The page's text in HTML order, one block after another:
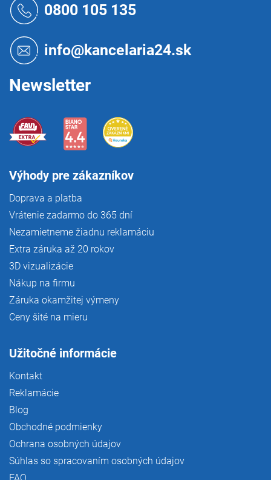
0800 105 135
info@kancelaria24.sk
Newsletter
Výhody pre zákazníkov
Doprava a platba
Vrátenie zadarmo do 365 dní
Nezamietneme žiadnu reklamáciu
Extra záruka až 20 rokov
3D vizualizácie
Nákup na firmu
Záruka okamžitej výmeny
Ceny šité na mieru
Užitočné informácie
Kontakt
Reklamácie
Blog
Obchodné podmienky
Ochrana osobných údajov
Súhlas so spracovaním osobných údajov